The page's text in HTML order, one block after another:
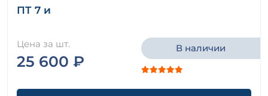
ПТ 7 и
Цена за шт.
25 600 ₽
В наличии